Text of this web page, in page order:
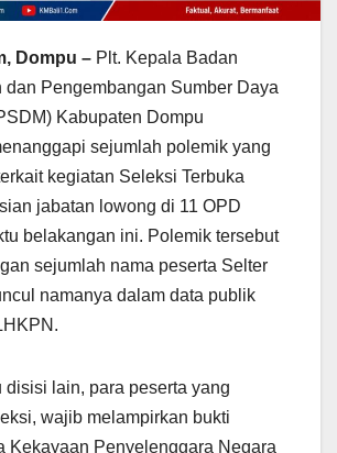
Dompu – Plt. Kepala Badan
dan Pengembangan Sumber Daya
Kabupaten Dompu
sejumlah polemik yang
kegiatan Seleksi Terbuka
jabatan lowong di 11 OPD
belakangan ini. Polemik tersebut
sejumlah nama peserta Selter
namanya dalam data publik
disisi lain, para peserta yang
wajib melampirkan bukti
Kekayaan Penyelenggara Negara